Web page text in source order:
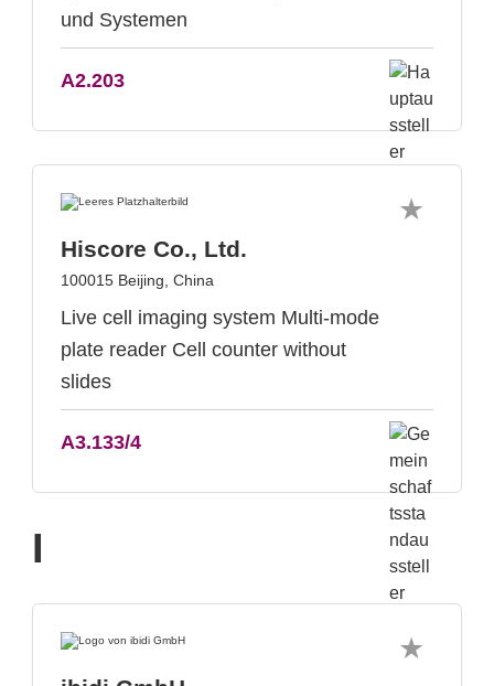
und Systemen
A2.203
Hiscore Co., Ltd.
100015 Beijing, China
Live cell imaging system Multi-mode
plate reader Cell counter without
slides
A3.133/4
I